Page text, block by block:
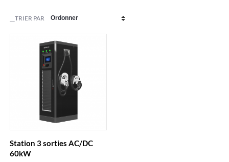
__TRIER PAR
Station 3 sorties AC/DC
60kW